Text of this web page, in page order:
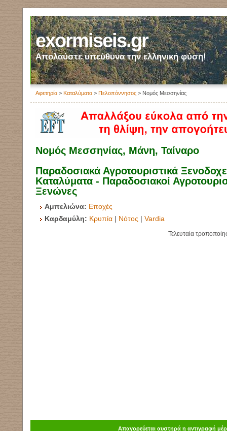
exormiseis.gr
Απολαύστε υπεύθυνα την ελληνική φύση!
Αφετηρία > Καταλύματα > Πελοπόννησος > Νομός Μεσσηνίας
Νομός Μεσσηνίας, Μάνη, Ταίναρο
Παραδοσιακά Αγροτουριστικά
Καταλύματα - Παραδοσιακοί
Ξενώνες
Αμπελιώνα: Εποχές
Καρδαμύλη: Κρυπία | Νότος | Vardia
Τελευταία
Απαγορεύεται αυστηρά η αντιγραφή